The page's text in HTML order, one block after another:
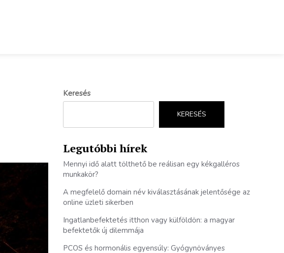
Keresés
KERESÉS
Legutóbbi hírek
Mennyi idő alatt tölthető be reálisan egy kékgalléros
munkakör?
A megfelelő domain név kiválasztásának jelentősége az
online üzleti sikerben
Ingatlanbefektetés itthon vagy külföldön: a magyar
befektetők új dilemmája
PCOS és hormonális egyensúly: Gyógynöványes